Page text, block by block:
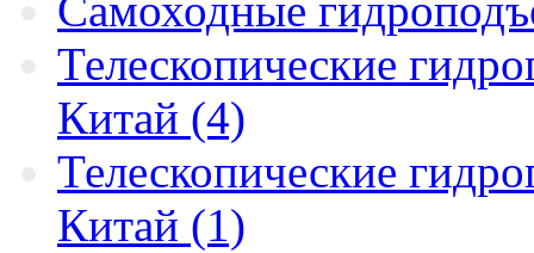
Самоходные
Телескопические
Китай (4)
Телескопические
Китай (1)